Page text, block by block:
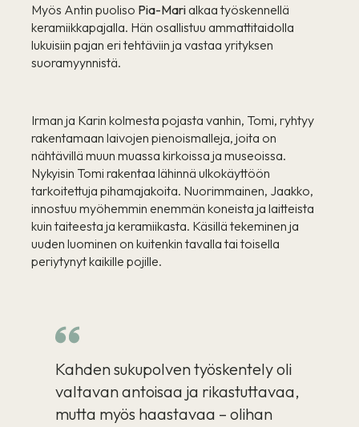
Myös Antin puoliso Pia-Marialkaa työskennellä
keramiikkapajalla. Hän osallistuu ammattitaidolla
lukuisiin pajan eri tehtäviin ja vastaa yrityksen
suoramyynnistä.
Irman ja Karin kolmesta pojasta vanhin, Tomi, ryhtyy
rakentamaan laivojen pienoismalleja, joita on
nähtävillä muun muassa kirkoissa ja museoissa.
Nykyisin Tomi rakentaa lähinnä ulkokäyttöön
tarkoitettuja pihamajakoita. Nuorimmainen, Jaakko,
innostuu myöhemmin enemmän koneista ja laitteista
kuin taiteesta ja keramiikasta. Käsillä tekeminen ja
uuden luominen on kuitenkin tavalla tai toisella
periytynyt kaikille pojille.
Kahden sukupolven työskentely oli
valtavan antoisaa ja rikastuttavaa,
mutta myös haastavaa – olihan